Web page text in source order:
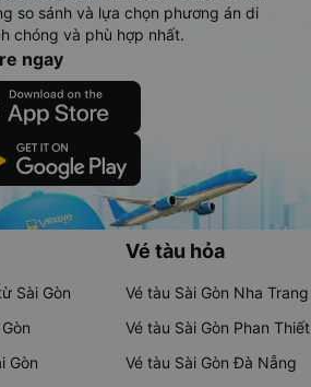
so sánh và lựa chọn phương án di
chóng và phù hợp nhất.
ngay
Sài Gòn
Gòn
Vé tàu hỏa
Vé tàu Sài Gòn Nha Trang
Vé tàu Sài Gòn Phan Thiết
Vé tàu Sài Gòn Đà Nẵng